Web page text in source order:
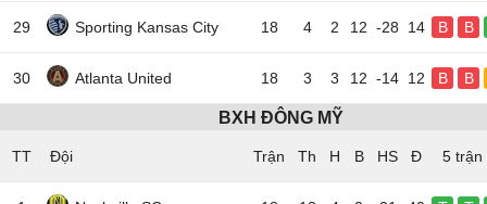
29 Sporting Kansas City 18 4 2 12 -28 14 B B
30 Atlanta United 18 3 3 12 -14 12 B B
BXH ĐÔNG MỸ
TT Đội 5 trận